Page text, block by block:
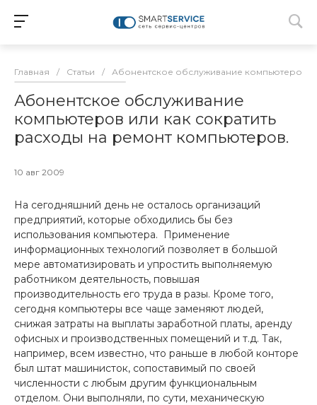
Главная / Статьи / Абонентское обслуживание компьютеров
Абонентское обслуживание
компьютеров или как сократить
расходы на ремонт компьютеров.
10 авг 2009
На сегодняшний день не осталось организаций
предприятий, которые обходились бы без
использования компьютера. Применение
информационных технологий позволяет в большой
мере автоматизировать и упростить выполняемую
работником деятельность, повышая
производительность его труда в разы. Кроме того,
сегодня компьютеры все чаще заменяют людей,
снижая затраты на выплаты заработной платы, аренду
офисных и производственных помещений и т.д. Так,
например, всем известно, что раньше в любой конторе
был штат машинисток, сопоставимый по своей
численности с любым другим функциональным
отделом. Они выполняли, по сути, механическую